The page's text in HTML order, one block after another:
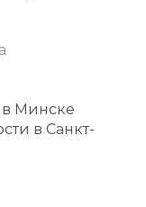
Минске
в Санкт-